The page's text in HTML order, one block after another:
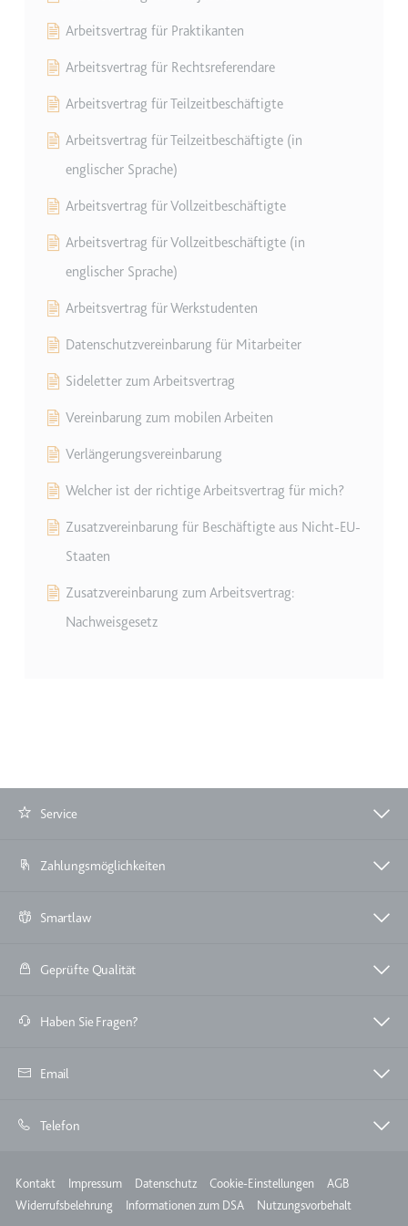
Typ:
HTML Local Storage
ytidb::LAST_RESULT_ENTRY_KEY
Zweck:
Wird verwendet, um die
Interaktion der Nutzer mit
verfolgen.
Ablauf:
Beständig
Typ:
HTML Local Storage
Anbieter:
youtube.com
Zweck:
Wird verwendet, um die
eingebetteten Inhalten zu
IndexedDB
Arbeitsvertrag für Praktikanten
Arbeitsvertrag für Rechtsreferendare
Arbeitsvertrag für Teilzeitbeschäftigte
Arbeitsvertrag für Teilzeitbeschäftigte (in
englischer Sprache)
Arbeitsvertrag für Vollzeitbeschäftigte
Arbeitsvertrag für Vollzeitbeschäftigte (in
englischer Sprache)
Arbeitsvertrag für Werkstudenten
Datenschutzvereinbarung für Mitarbeiter
Sideletter zum Arbeitsvertrag
Vereinbarung zum mobilen Arbeiten
Verlängerungsvereinbarung
Welcher ist der richtige Arbeitsvertrag für mich?
Zusatzvereinbarung für Beschäftigte aus Nicht-EU-
Staaten
Zusatzvereinbarung zum Arbeitsvertrag:
Nachweisgesetz
Service
Zahlungsmöglichkeiten
Smartlaw
Geprüfte Qualität
Haben Sie Fragen?
Email
Telefon
Meta
Kontakt Impressum Datenschutz Cookie-Einstellungen
AGB
Widerrufsbelehrung
Informationen zum DSA Nutzungsvorbehalt